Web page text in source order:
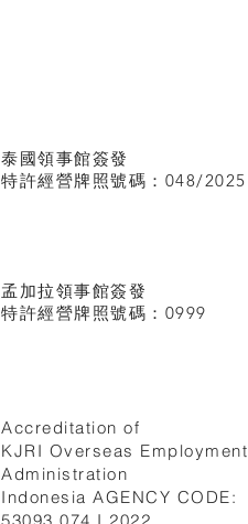
Accreditation of
KJRI Overseas Employment
Administration
Indonesia AGENCY CODE:
孟加拉領事館簽發
特許經營牌照號碼：0999
泰國領事館簽發
特許經營牌照號碼：048/2025